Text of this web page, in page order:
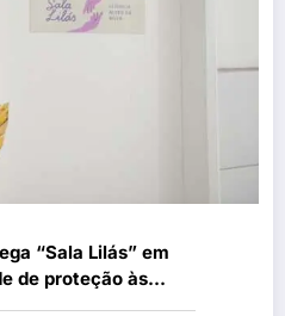
“Sala Lilás” em
de proteção às